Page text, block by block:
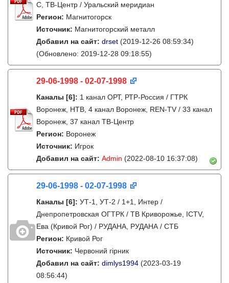
С, ТВ-Центр / Уральский меридиан
Регион: Магнитогорск
Источник: Магнитогорский металл
Добавил на сайт: drset (2019-12-26 08:59:34)
(Обновлено: 2019-12-28 09:18:55)
29-06-1998 - 02-07-1998
Каналы [6]: 1 канал ОРТ, РТР-Россия / ГТРК
Воронеж, НТВ, 4 канал Воронеж, REN-TV / 33 канал
Воронеж, 37 канал ТВ-Центр
Регион: Воронеж
Источник: Игрок
Добавил на сайт: Admin (2022-08-10 16:37:08)
29-06-1998 - 02-07-1998
Каналы [6]: УТ-1, УТ-2 / 1+1, Интер /
Днепропетровская ОГТРК / ТВ Криворожье, ICTV,
Ева (Кривой Рог) / РУДАНА, РУДАНА / СТБ
Регион: Кривой Рог
Источник: Червоний гірник
Добавил на сайт: dimlys1994 (2023-03-19
08:56:44)